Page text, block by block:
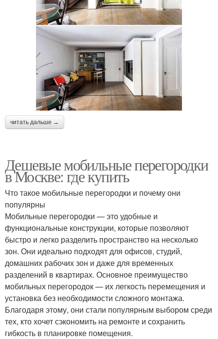
читать дальше →
Дешевые мобильные перегородки
в Москве: где купить
Что такое мобильные перегородки и почему они
популярны
Мобильные перегородки — это удобные и
функциональные конструкции, которые позволяют
быстро и легко разделить пространство на несколько
зон. Они идеально подходят для офисов, студий,
домашних рабочих зон и даже для временных
разделений в квартирах. Основное преимущество
мобильных перегородок — их легкость перемещения и
установка без необходимости сложного монтажа.
Благодаря этому, они стали популярным выбором среди
тех, кто хочет сэкономить на ремонте и сохранить
гибкость в планировке помещения.